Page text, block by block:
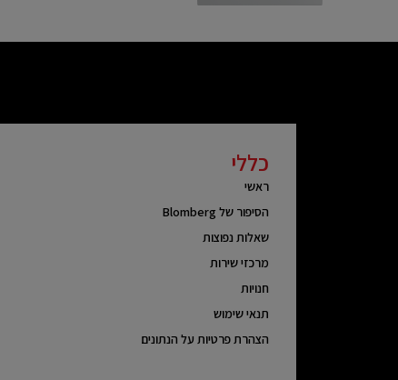
כללי
ראשי
הסיפור של Blomberg
שאלות נפוצות
מרכזי שירות
חנויות
תנאי שימוש
הצהרת פרטיות על הנתונים